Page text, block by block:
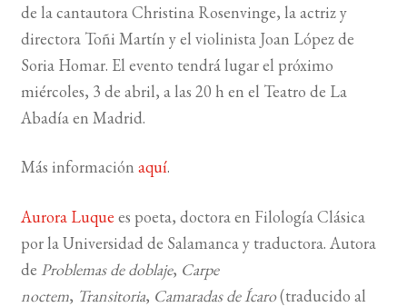
de la cantautora Christina Rosenvinge, la actriz y
directora Toñi Martín y el violinista Joan López de
Soria Homar. El evento tendrá lugar el próximo
miércoles, 3 de abril, a las 20 h en el Teatro de La
Abadía en Madrid.
Más información aquí.
Aurora Luque es poeta, doctora en Filología Clásica
por la Universidad de Salamanca y traductora. Autora
de Problemas de doblaje, Carpe
noctem, Transitoria, Camaradas de Ícaro(traducido al